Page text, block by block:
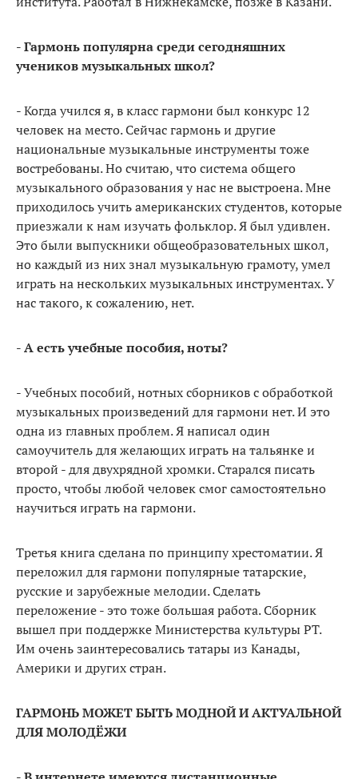
- Гармонь популярна среди сегодняшних
учеников музыкальных школ?
- Когда учился я, в класс гармони был конкурс 12
человек на место. Сейчас гармонь и другие
национальные музыкальные инструменты тоже
востребованы. Но считаю, что система общего
музыкального образования у нас не выстроена. Мне
приходилось учить американских студентов, которые
приезжали к нам изучать фольклор. Я был удивлен.
Это были выпускники общеобразовательных школ,
но каждый из них знал музыкальную грамоту, умел
играть на нескольких музыкальных инструментах. У
нас такого, к сожалению, нет.
- А есть учебные пособия, ноты?
- Учебных пособий, нотных сборников с обработкой
музыкальных произведений для гармони нет. И это
одна из главных проблем. Я написал один
самоучитель для желающих играть на тальянке и
второй - для двухрядной хромки. Старался писать
просто, чтобы любой человек смог самостоятельно
научиться играть на гармони.
Третья книга сделана по принципу хрестоматии. Я
переложил для гармони популярные татарские,
русские и зарубежные мелодии. Сделать
переложение - это тоже большая работа. Сборник
вышел при поддержке Министерства культуры РТ.
Им очень заинтересовались татары из Канады,
Америки и других стран.
ГАРМОНЬ МОЖЕТ БЫТЬ МОДНОЙ И АКТУАЛЬНОЙ
ДЛЯ МОЛОДЁЖИ